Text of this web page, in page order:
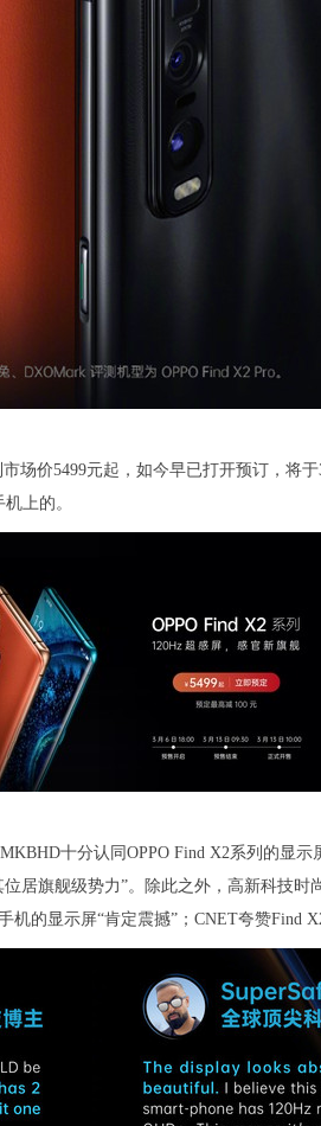
场价5499元起，如今早已打开预订，将
上的。
十分认同OPPO Find X2系列的显
居旗舰级势力”。除此之外，高新科技时
的显示屏“肯定震撼”；CNET夸赞Find